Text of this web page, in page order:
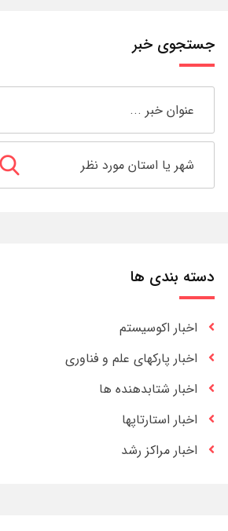
جستجوی خبر
دسته بندی ها
اخبار اکوسیستم
اخبار پارکهای علم و فناوری
اخبار شتابدهنده ها
اخبار استارتاپها
اخبار مراکز رشد